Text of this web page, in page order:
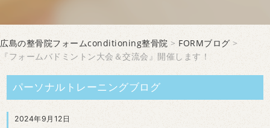
広島の整骨院フォームconditioning整骨院 > FORMブログ >
『フォームバドミントン大会＆交流会』開催します！
パーソナルトレーニングブログ
2024年9月12日